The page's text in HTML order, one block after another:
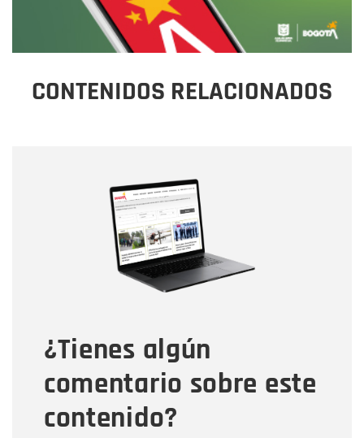
CONTENIDOS RELACIONADOS
¿Tienes algún
comentario sobre este
contenido?
Correo electrónico
Tipo de comentario
Mensaje